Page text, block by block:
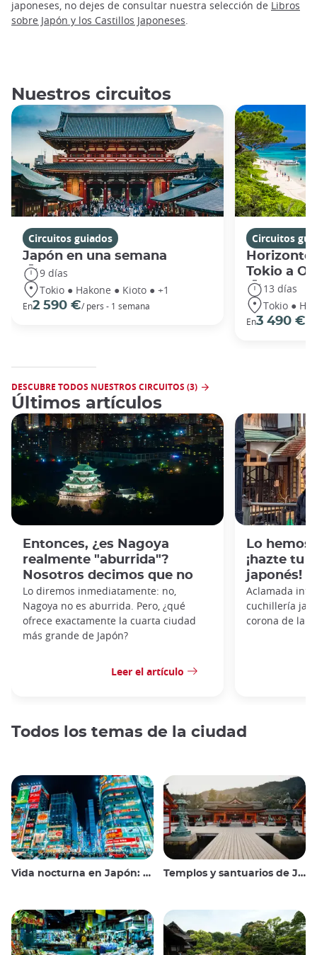
japoneses, no dejes de consultar nuestra selección de Libros
sobre Japón y los Castillos Japoneses.
Nuestros circuitos
Circuitos guiados
Japón en una semana
9 días
Tokio ● Hakone ● Kioto ● +1
En2 590 €/ pers - 1 semana
Circuitos
Tokio a
13 días
Tokio ●
En3 490 €
DESCUBRE TODOS NUESTROS CIRCUITOS (3)
Últimos artículos
Entonces, ¿es Nagoya
realmente "aburrida"?
Nosotros decimos que no
Lo diremos inmediatamente: no,
Nagoya no es aburrida. Pero, ¿qué
ofrece exactamente la cuarta ciudad
más grande de Japón?
Leer el artículo
Lo
¡hazte tu
japonés!
Aclamada
cuchillería
corona de la
Todos los temas de la ciudad
Vida nocturna en Japón: salir, ver y beber Templos y santuarios de Japón